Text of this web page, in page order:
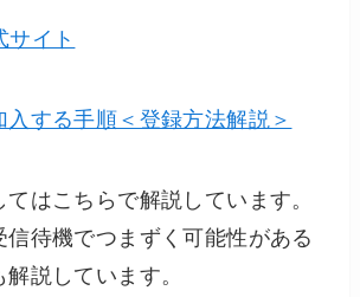
サイト
入する手順＜登録方法解説＞
はこちらで解説しています。
信待機でつまずく可能性がある
説しています。